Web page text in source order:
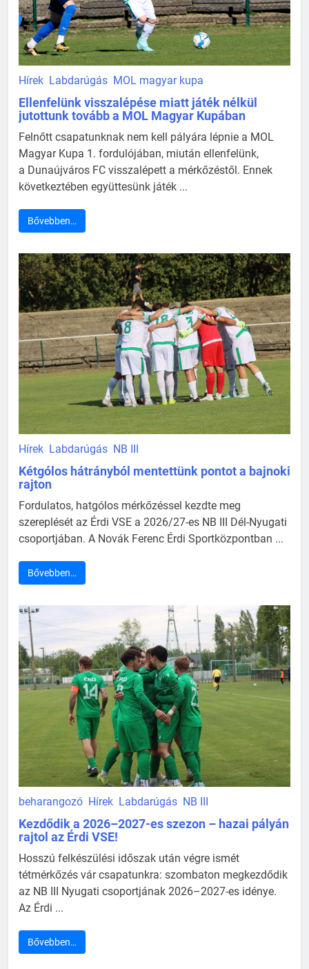
Hírek Labdarúgás MOL magyar kupa
Ellenfelünk visszalépése miatt játék nélkül
jutottunk tovább a MOL Magyar Kupában
Felnőtt csapatunknak nem kell pályára lépnie a MOL
Magyar Kupa 1. fordulójában, miután ellenfelünk,
a Dunaújváros FC visszalépett a mérkőzéstől. Ennek
következtében együttesünk játék ...
Bővebben…
Hírek Labdarúgás NB III
Kétgólos hátrányból mentettünk pontot a bajnoki
rajton
Fordulatos, hatgólos mérkőzéssel kezdte meg
szereplését az Érdi VSE a 2026/27-es NB III Dél-Nyugati
csoportjában. A Novák Ferenc Érdi Sportközpontban ...
Bővebben…
beharangozó Hírek Labdarúgás NB III
Kezdődik a 2026–2027-es szezon – hazai pályán
rajtol az Érdi VSE!
Hosszú felkészülési időszak után végre ismét
tétmérkőzés vár csapatunkra: szombaton megkezdődik
az NB III Nyugati csoportjának 2026–2027-es idénye.
Az Érdi ...
Bővebben…